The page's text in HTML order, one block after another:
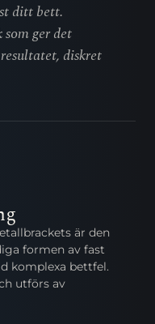
ditt bett.
ger det
diskret
är den
formen av fast
komplexa bettfel.
utförs av